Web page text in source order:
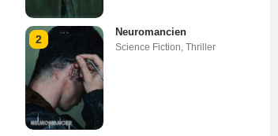
2
Neuromancien
Science Fiction Thriller